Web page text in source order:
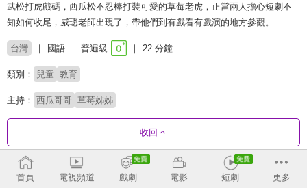
武松打虎戲碼，西瓜松不忍棒打裝可愛的草莓老虎，正當兩人擔心短劇不
知如何收尾，威璁老師出現了，帶他們到有戲看有戲演的地方參觀。
台灣 國語 普遍級 22 分鐘
類別： 兒童 教育
主持： 西瓜哥哥 草莓姊姊
收回
劇集列表 正序
首頁 電視頻道 戲劇 電影 短劇 更多